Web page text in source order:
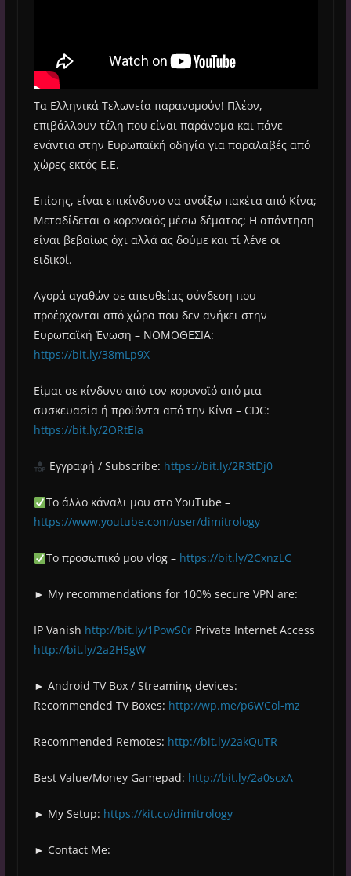
Τα Ελληνικά Τελωνεία παρανομούν! Πλέον,
επιβάλλουν τέλη που είναι παράνομα και πάνε
ενάντια στην Ευρωπαϊκή οδηγία για παραλαβές από
χώρες εκτός Ε.Ε.
Επίσης, είναι επικίνδυνο να ανοίξω πακέτα από Κίνα;
Μεταδίδεται ο κορονοϊός μέσω δέματος; Η απάντηση
είναι βεβαίως όχι αλλά ας δούμε και τί λένε οι
ειδικοί.
Αγορά αγαθών σε απευθείας σύνδεση που
προέρχονται από χώρα που δεν ανήκει στην
Ευρωπαϊκή Ένωση – ΝΟΜΟΘΕΣΙΑ:
https://bit.ly/38mLp9X
Είμαι σε κίνδυνο από τον κορονοϊό από μια
συσκευασία ή προϊόντα από την Κίνα – CDC:
https://bit.ly/2ORtEIa
Εγγραφή / Subscribe: https://bit.ly/2R3tDj0
Το άλλο κάναλι μου στο YouTube –
https://www.youtube.com/user/dimitrology
Το προσωπικό μου vlog – https://bit.ly/2CxnzLC
► My recommendations for 100% secure VPN are:
IP Vanish http://bit.ly/1PowS0rPrivate Internet Access
http://bit.ly/2a2H5gW
► Android TV Box / Streaming devices:
Recommended TV Boxes: http://wp.me/p6WCol-mz
Recommended Remotes: http://bit.ly/2akQuTR
Best Value/Money Gamepad: http://bit.ly/2a0scxA
► My Setup: https://kit.co/dimitrology
► Contact Me: